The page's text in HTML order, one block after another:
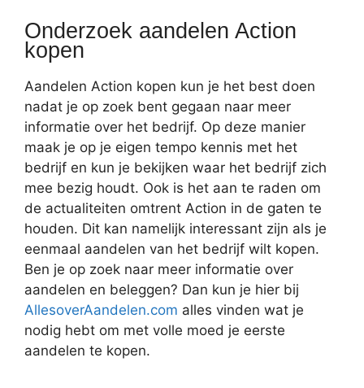
Onderzoek aandelen Action
kopen
Aandelen Action kopen kun je het best doen
nadat je op zoek bent gegaan naar meer
informatie over het bedrijf. Op deze manier
maak je op je eigen tempo kennis met het
bedrijf en kun je bekijken waar het bedrijf zich
mee bezig houdt. Ook is het aan te raden om
de actualiteiten omtrent Action in de gaten te
houden. Dit kan namelijk interessant zijn als je
eenmaal aandelen van het bedrijf wilt kopen.
Ben je op zoek naar meer informatie over
aandelen en beleggen? Dan kun je hier bij
AllesoverAandelen.com alles vinden wat je
nodig hebt om met volle moed je eerste
aandelen te kopen.